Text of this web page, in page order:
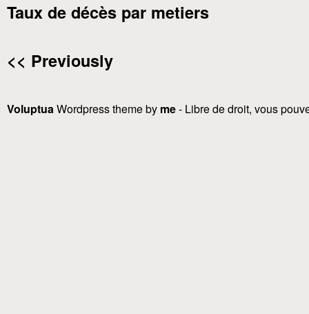
Taux de décès par metiers
<< Previously
VoluptuaWordpress theme by me- Libre de droit, vous